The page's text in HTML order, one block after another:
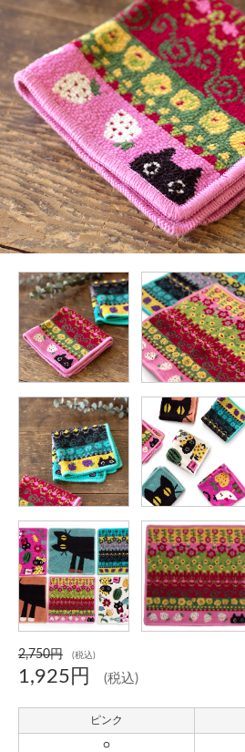
2,750円 (税込)
1,925円 (税込)